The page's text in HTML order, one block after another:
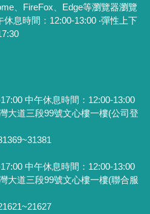
、FireFox、Edge等瀏覽器瀏覽
息時間：12:00-13:00 ‧彈性上下
中午休息時間：12:00-13:00
大道三段99號文心樓一樓(公司登
中午休息時間：12:00-13:00
大道三段99號文心樓一樓(聯合服